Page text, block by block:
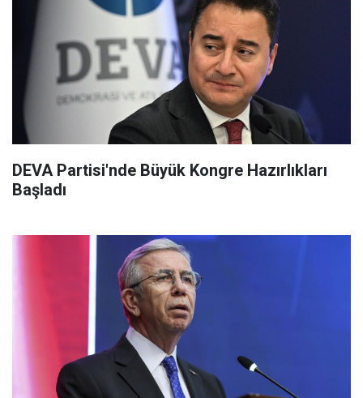
DEVA Partisi'nde Büyük Kongre Hazırlıkları
Başladı